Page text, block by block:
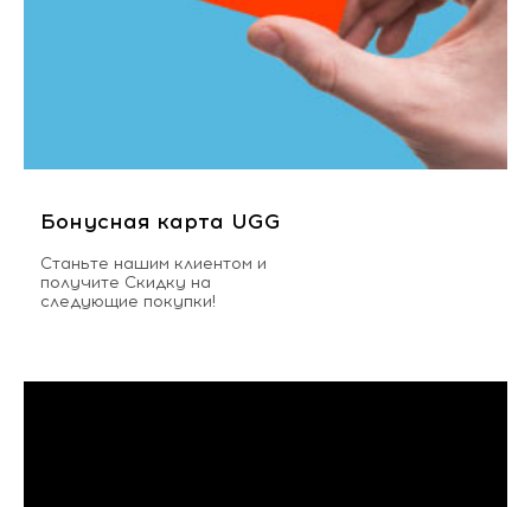
Бонусная карта UGG
Станьте нашим клиентом и
получите Скидку на
следующие покупки!